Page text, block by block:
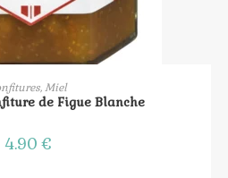
AU PANIER
Miel
de Figue Blanche
4.90€